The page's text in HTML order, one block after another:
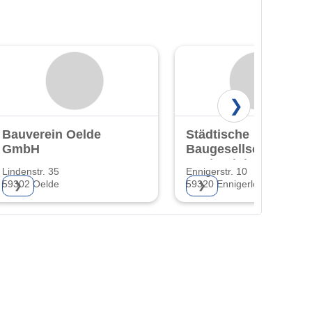
Bauverein Oelde
GmbH
Lindenstr. 35
59302 Oelde
❯
Städtische
Baugesellschaft
Ennigerloh GmbH
Ennigerstr. 10
59320 Ennigerloh
❯
❯